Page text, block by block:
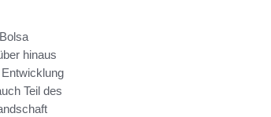
hinaus
Teil des